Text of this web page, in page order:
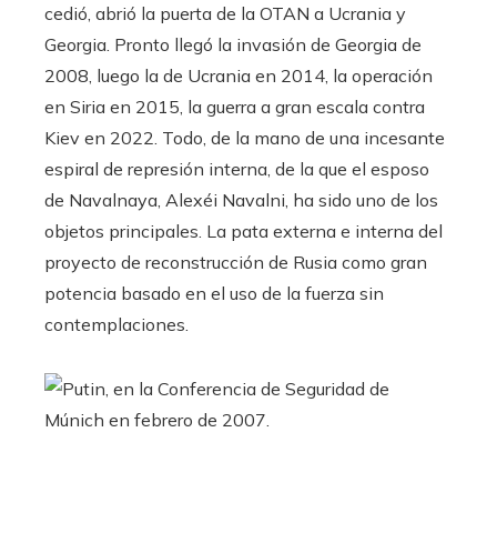
cedió, abrió la puerta de la OTAN a Ucrania y
Georgia. Pronto llegó la invasión de Georgia de
2008, luego la de Ucrania en 2014, la operación
en Siria en 2015, la guerra a gran escala contra
Kiev en 2022. Todo, de la mano de una incesante
espiral de represión interna, de la que el esposo
de Navalnaya, Alexéi Navalni, ha sido uno de los
objetos principales. La pata externa e interna del
proyecto de reconstrucción de Rusia como gran
potencia basado en el uso de la fuerza sin
contemplaciones.